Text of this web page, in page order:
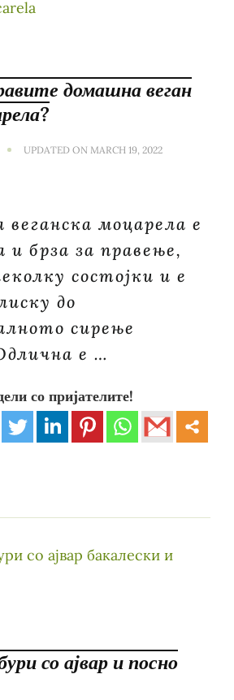
домашна веган
UPDATED ON MARCH 19, 2022
веганска моцарела е
и брза за правење,
состојки и е
до
сирење
е …
со пријателите!
со ајвар и посно